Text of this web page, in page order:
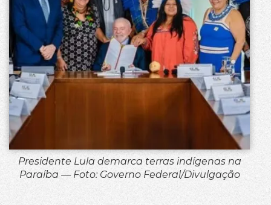
Presidente Lula demarca terras indígenas na
Paraíba — Foto: Governo Federal/Divulgação